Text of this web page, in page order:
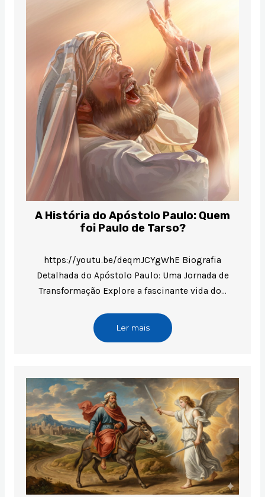
A História do Apóstolo Paulo: Quem
foi Paulo de Tarso?
https://youtu.be/deqmJCYgWhE Biografia
Detalhada do Apóstolo Paulo: Uma Jornada de
Transformação Explore a fascinante vida do…
Ler mais